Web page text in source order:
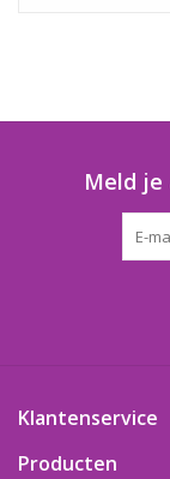
Meld je
Klantenservice
Producten